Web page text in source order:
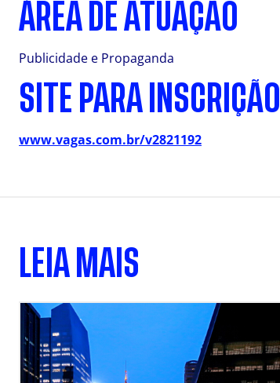
ÁREA DE ATUAÇÃO
Publicidade e Propaganda
SITE PARA INSCRIÇÃO
www.vagas.com.br/v2821192
LEIA MAIS